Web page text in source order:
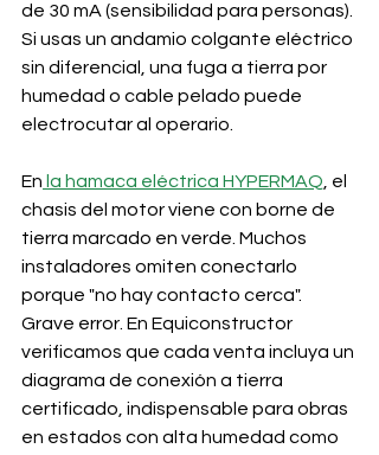
de 30 mA (sensibilidad para personas).
Si usas un andamio colgante eléctrico
sin diferencial, una fuga a tierra por
humedad o cable pelado puede
electrocutar al operario.
En la hamaca eléctrica HYPERMAQ , el
chasis del motor viene con borne de
tierra marcado en verde. Muchos
instaladores omiten conectarlo
porque "no hay contacto cerca".
Grave error. En Equiconstructor
verificamos que cada venta incluya un
diagrama de conexión a tierra
certificado, indispensable para obras
en estados con alta humedad como